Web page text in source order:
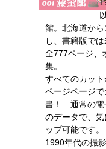
館。北海道か
し、書籍版で
全777ページ、
集。
すべてのカッ
ページページ
書！ 通常の電
のデータで、
ップ可能です。
1990年代の撮